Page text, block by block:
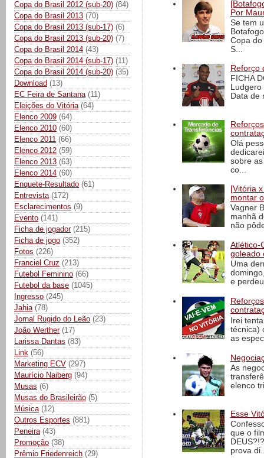
Copa do Brasil 2012 (sub-20) (84)
Copa do Brasil 2013 (70)
Copa do Brasil 2013 (sub-17) (6)
Copa do Brasil 2013 (sub-20) (7)
Copa do Brasil 2014 (43)
Copa do Brasil 2014 (sub-17) (11)
Copa do Brasil 2014 (sub-20) (35)
Download (13)
EC Feira de Santana (11)
Eleições do Vitória (64)
Elenco 2009 (64)
Elenco 2010 (60)
Elenco 2011 (66)
Elenco 2012 (59)
Elenco 2013 (63)
Elenco 2014 (60)
Enquete-Resultado (61)
Entrevista (172)
Esclarecimentos (9)
Evento (141)
Ficha de jogador (215)
Ficha de jogo (352)
Fotos (226)
Franciel Cruz (213)
Futebol Feminino (66)
Futebol da base (1045)
Ingresso (245)
Jahia (78)
Jornal Rugido do Leão (23)
João Werther (17)
Larissa Dantas (83)
Link (56)
Marketing ECV (297)
Maurício Naiberg (94)
Musas (6)
Musas do Brasileirão (5)
Música (12)
Outros Esportes (881)
Peneira (43)
Promoção (38)
Prêmio Friedenreich (29)
Por
Se tem
Copa
S...
Reforço
FICHA
Data de
Olá
sobre
co...
[Vitória
montar
Vagner
manhã
não
Atlético-
goleado
Uma
e
Irei
técnica)
as
As
elenco
Esse
que o
prova